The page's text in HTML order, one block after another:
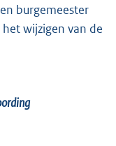
burgemeester
wijzigen van de